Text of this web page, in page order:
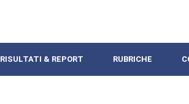
RISULTATI & REPORT RUBRICHE